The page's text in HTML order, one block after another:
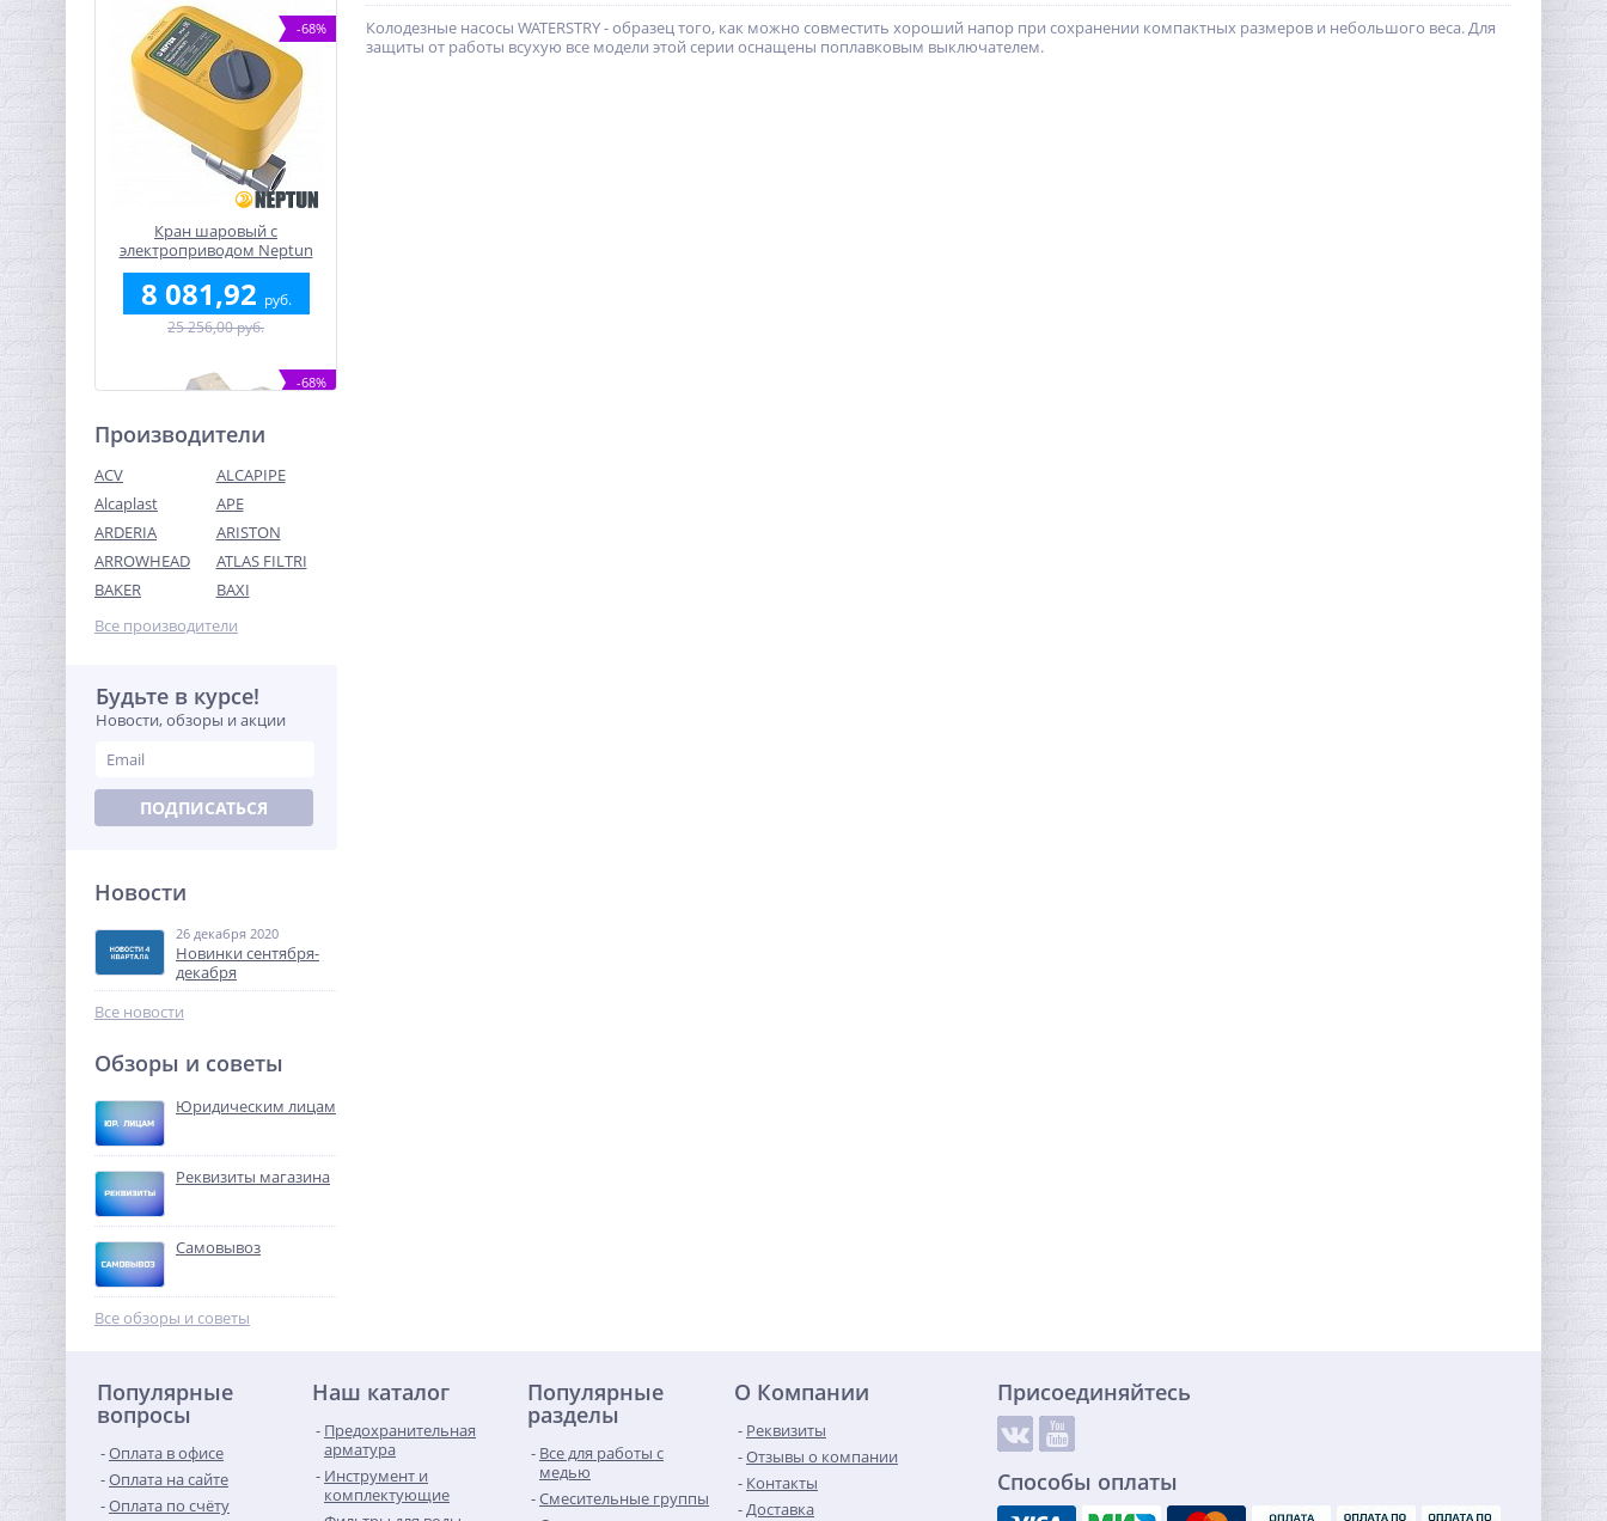
-68%
Кран шаровый с
электроприводом Neptun
Profi 12В 3/4"
8 081,92 руб.
25 256,00 руб.
-68%
Ниппель редукция 1"1/4 x
1" (НР) никель UNI-FITT
387,20
Модуль управления
Neptun Bugatti Base
4 843,84
Муфта редукция 3/4" x 1/2"
(ВР) латунь UNI-FITT
540,00 руб.
-68%
Производители
ACV
ALCAPIPE
Alcaplast
APE
ARDERIA
ARISTON
ARROWHEAD
ATLAS FILTRI
BAKER
BAXI
Все производители
Будьте в курсе!
Новости, обзоры и акции
ПОДПИСАТЬСЯ
Новости
26 декабря 2020
Новинки сентября-
декабря
Все новости
Обзоры и советы
Юридическим лицам
Реквизиты магазина
Самовывоз
Все обзоры и советы
Колодезные насосы WATERSTRY - образец того, как можно совместить хороший напор при сохранении компактных размеров и небольшого веса. Для
защиты от работы всухую все модели этой серии оснащены поплавковым выключателем.
Популярные
вопросы
Оплата в офисе
Оплата на сайте
Оплата по счёту
Наш каталог
Предохранительная
арматура
Инструмент и
комплектующие
Популярные
разделы
Все для работы с
медью
Смесительные группы
О Компании
Реквизиты
Отзывы о компании
Контакты
Доставка
Присоединяйтесь
Способы оплаты